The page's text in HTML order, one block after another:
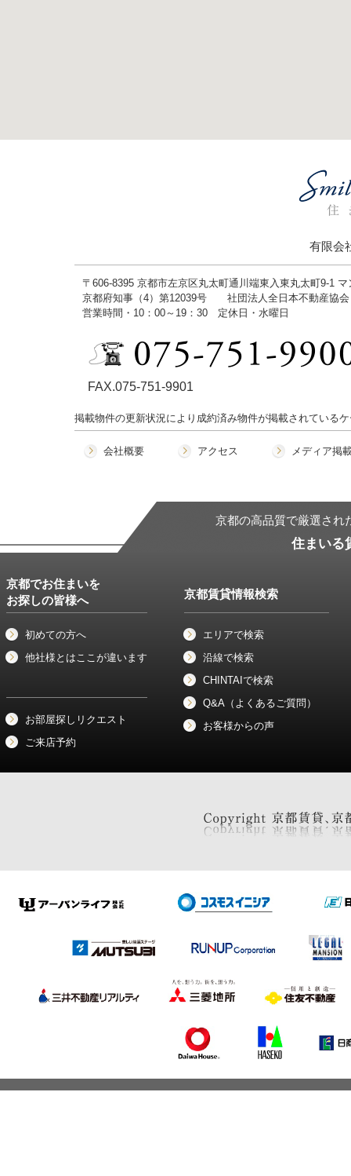
有限会
〒606-8395 京都市左京区丸太町通川端東入東丸太町9-1
京都府知事（4）第12039号 社団法人全日本不動産協会
営業時間・10：00～19：30 定休日・水曜日
FAX.075-751-9901
掲載物件の更新状況により成約済み物件が掲載されている
会社概要 アクセス メディア掲
住まいる
京都の高品質で厳選され
京都でお住まいを
お探しの皆様へ
初めての方へ
他社様とはここが違います
お部屋探しリクエスト
ご来店予約
京都賃貸情報検索
エリアで検索
沿線で検索
CHINTAIで検索
Q&A（よくあるご質問）
お客様からの声